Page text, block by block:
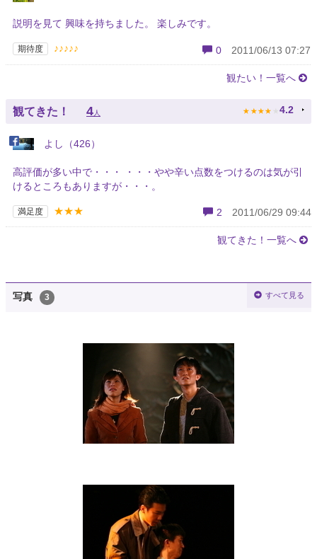
説明を見て 興味を持ちました。 楽しみです。
期待度 ♪♪♪♪♪ 0 2011/06/13 07:27
観たい！一覧へ
観てきた！ 4 人 ★ ★ ★ ★ ★ 4.2
よし（426）
高評価が多い中で・・・ ・・・やや辛い点数をつけるのは気が引
けるところもありますが・・・。
満足度 ★★★ 2 2011/06/29 09:44
観てきた！一覧へ
写真 3 すべて見る